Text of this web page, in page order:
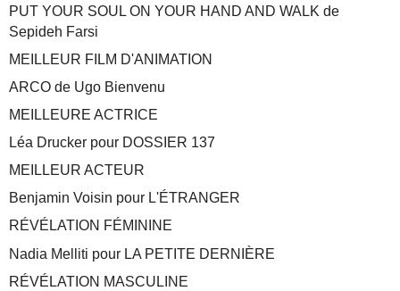
PUT YOUR SOUL ON YOUR HAND AND WALK de
Sepideh Farsi
MEILLEUR FILM D'ANIMATION
ARCO de Ugo Bienvenu
MEILLEURE ACTRICE
Léa Drucker pour DOSSIER 137
MEILLEUR ACTEUR
Benjamin Voisin pour L'ÉTRANGER
RÉVÉLATION FÉMININE
Nadia Melliti pour LA PETITE DERNIÈRE
RÉVÉLATION MASCULINE